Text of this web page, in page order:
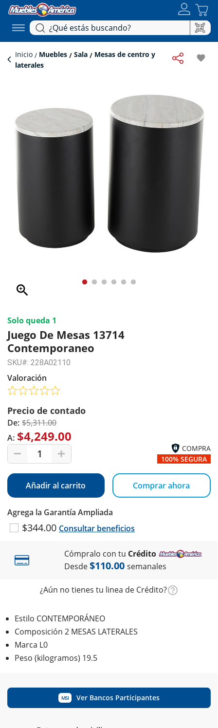
Inicio Muebles Sala
Mesas de centro y
laterales
favorite
zoom_in
Solo queda 1
Juego De Mesas 13714
Contemporaneo
SKU#: 228A02110
Valoración
Precio de contado
De: $5,311.00
A: $4,249.00
1
COMPRA
100% SEGURA
Añadir al carrito Comprar ahora
Agrega la Garantía Ampliada
$344.00 Consultar beneficios
Cómpralo con tu Crédito
Desde$110.00 semanales
¿Aún no tienes tu linea de Crédito?
Estilo CONTEMPORÁNEO
Composición 2 MESAS LATERALES
Marca L0
Peso (kilogramos) 19.5
MSI Ver Bancos Participantes